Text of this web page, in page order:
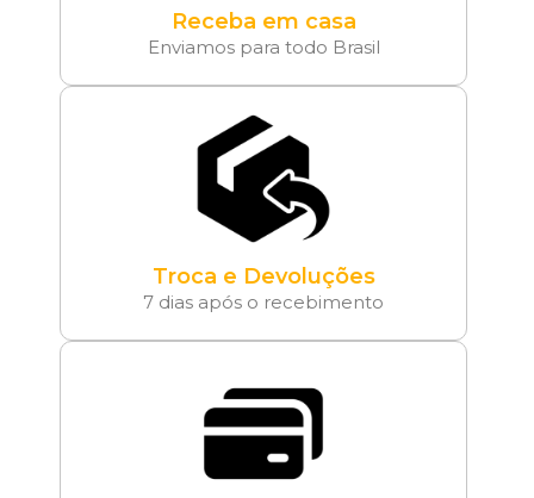
Receba em casa
Enviamos para todo Brasil
Troca e Devoluções
7 dias após o recebimento